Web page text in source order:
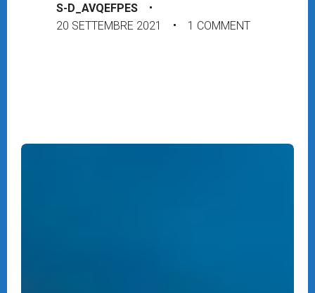
S-D_AVQEFPES
20 SETTEMBRE 2021
1 COMMENT